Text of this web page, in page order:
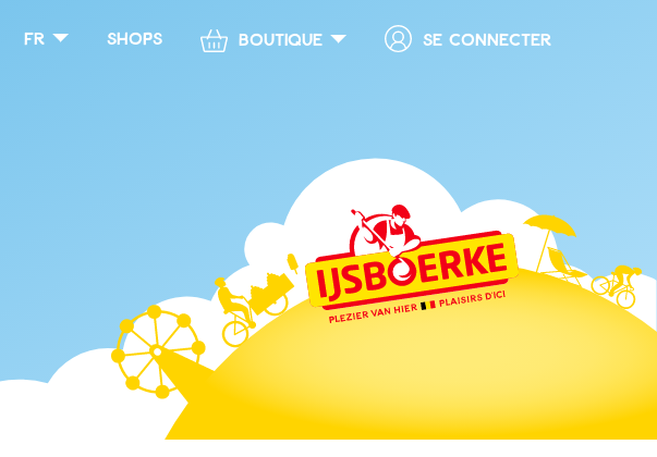
fr Shops Boutique Se connecter